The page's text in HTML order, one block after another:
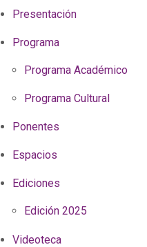
Presentación
Programa
Programa Académico
Programa Cultural
Ponentes
Espacios
Ediciones
Edición 2025
Videoteca